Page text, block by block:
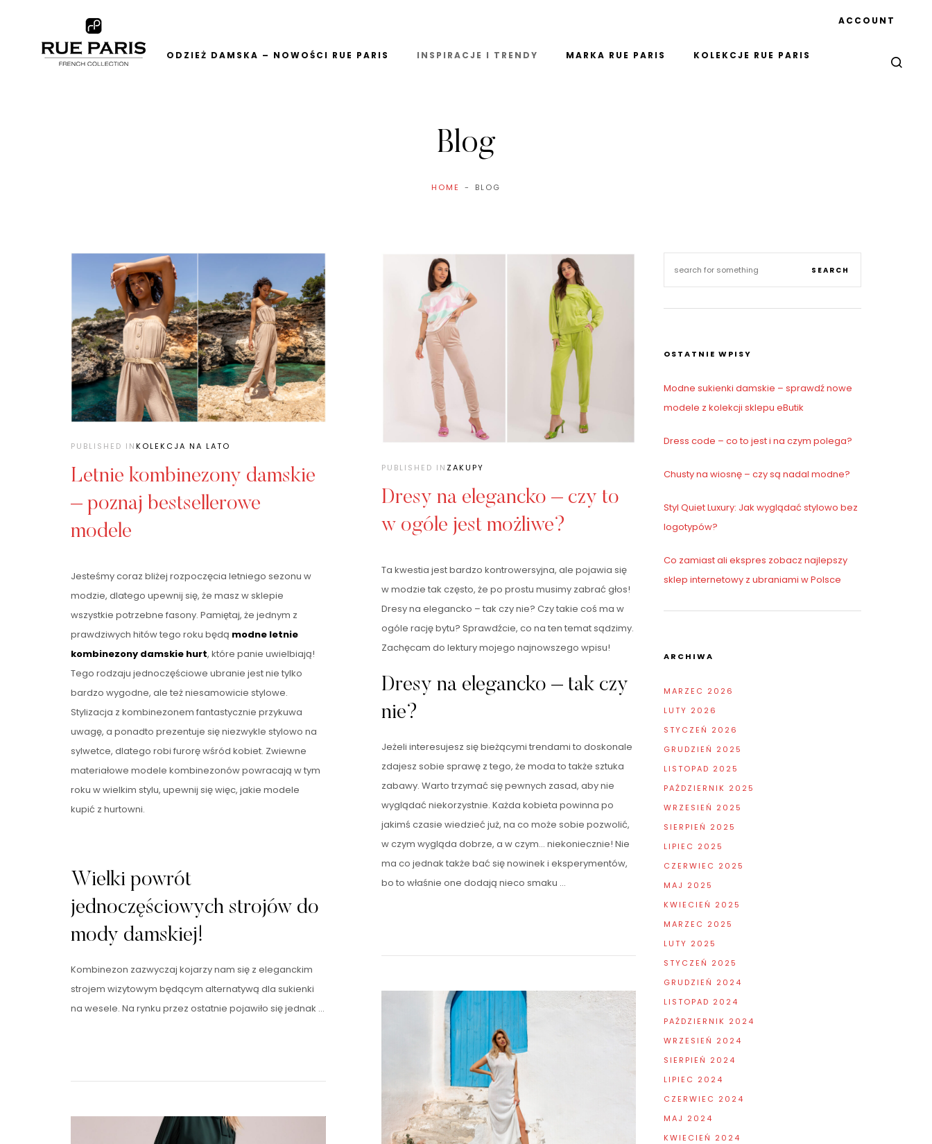
ODZIEŻ DAMSKA – NOWOŚCI RUE PARIS INSPIRACJE I TRENDY MARKA RUE PARIS KOLEKCJE RUE PARIS
ACCOUNT
Blog
HOME BLOG
PUBLISHED INKOLEKCJA NA LATO
Letnie kombinezony damskie
– poznaj bestsellerowe
modele
Jesteśmy coraz bliżej rozpoczęcia letniego sezonu w
modzie, dlatego upewnij się, że masz w sklepie
wszystkie potrzebne fasony. Pamiętaj, że jednym z
prawdziwych hitów tego roku będą modne letnie
kombinezony damskie hurt, które panie uwielbiają!
Tego rodzaju jednoczęściowe ubranie jest nie tylko
bardzo wygodne, ale też niesamowicie stylowe.
Stylizacja z kombinezonem fantastycznie przykuwa
uwagę, a ponadto prezentuje się niezwykle stylowo na
sylwetce, dlatego robi furorę wśród kobiet. Zwiewne
materiałowe modele kombinezonów powracają w tym
roku w wielkim stylu, upewnij się więc, jakie modele
kupić z hurtowni.
Wielki powrót
jednoczęściowych strojów do
mody damskiej!
Kombinezon zazwyczaj kojarzy nam się z eleganckim
strojem wizytowym będącym alternatywą dla sukienki
na wesele. Na rynku przez ostatnie pojawiło się jednak …
PUBLISHED IN ZAKUPY
Dresy na elegancko – czy to
w ogóle jest możliwe?
Ta kwestia jest bardzo kontrowersyjna, ale pojawia się
w modzie tak często, że po prostu musimy zabrać głos!
Dresy na elegancko – tak czy nie? Czy takie coś ma w
ogóle rację bytu? Sprawdźcie, co na ten temat sądzimy.
Zachęcam do lektury mojego najnowszego wpisu!
Dresy na elegancko – tak czy
nie?
Jeżeli interesujesz się bieżącymi trendami to doskonale
zdajesz sobie sprawę z tego, że moda to także sztuka
zabawy. Warto trzymać się pewnych zasad, aby nie
wyglądać niekorzystnie. Każda kobieta powinna po
jakimś czasie wiedzieć już, na co może sobie pozwolić,
w czym wygląda dobrze, a w czym… niekoniecznie! Nie
ma co jednak także bać się nowinek i eksperymentów,
bo to właśnie one dodają nieco smaku …
SEARCH
OSTATNIE WPISY
Modne sukienki damskie – sprawdź nowe
modele z kolekcji sklepu eButik
Dress code – co to jest i na czym polega?
Chusty na wiosnę – czy są nadal modne?
Styl Quiet Luxury: Jak wyglądać stylowo bez
logotypów?
Co zamiast ali ekspres zobacz najlepszy
sklep internetowy z ubraniami w Polsce
ARCHIWA
MARZEC 2026
LUTY 2026
STYCZEŃ 2026
GRUDZIEŃ 2025
LISTOPAD 2025
PAŹDZIERNIK 2025
WRZESIEŃ 2025
SIERPIEŃ 2025
LIPIEC 2025
CZERWIEC 2025
MAJ 2025
KWIECIEŃ 2025
MARZEC 2025
LUTY 2025
STYCZEŃ 2025
GRUDZIEŃ 2024
LISTOPAD 2024
PAŹDZIERNIK 2024
WRZESIEŃ 2024
SIERPIEŃ 2024
LIPIEC 2024
CZERWIEC 2024
MAJ 2024
KWIECIEŃ 2024